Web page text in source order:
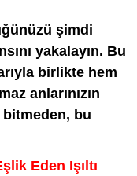
şimdi
yakalayın. Bu
birlikte hem
anlarınızın
bu
Eden Işıltı